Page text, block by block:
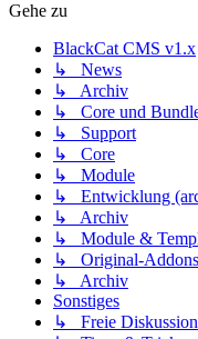
Gehe zu
BlackCat CMS v1.x
↳ News
↳ Archiv
↳ Core und
↳ Support
↳ Core
↳ Module
↳ Entwicklung
↳ Archiv
↳ Module &
↳ Original-Addons
↳ Archiv
Sonstiges
↳ Freie Diskussion